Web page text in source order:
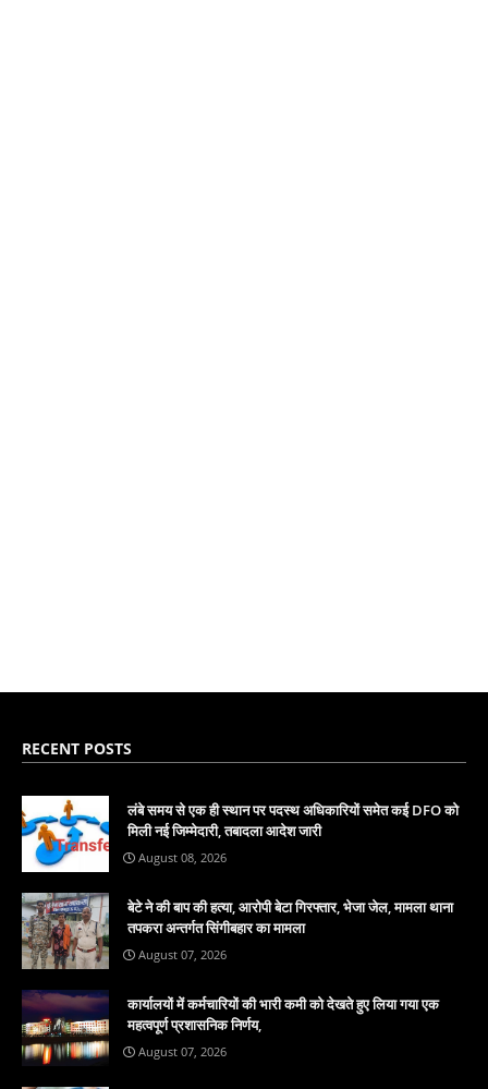
RECENT POSTS
लंबे समय से एक ही स्थान पर पदस्थ अधिकारियों समेत कई DFO को
मिली नई जिम्मेदारी, तबादला आदेश जारी
August 08, 2026
बेटे ने की बाप की हत्या, आरोपी बेटा गिरफ्तार, भेजा जेल, मामला थाना
तपकरा अन्तर्गत सिंगीबहार का मामला
August 07, 2026
कार्यालयों में कर्मचारियों की भारी कमी को देखते हुए लिया गया एक
महत्वपूर्ण प्रशासनिक निर्णय,
August 07, 2026